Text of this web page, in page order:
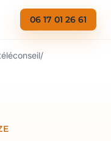
06 17 01 26 61
/